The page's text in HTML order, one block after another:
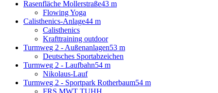
Rasenfläche Mollerstraße43 m
Flowing Yoga
Calisthenics-Anlage44 m
Calisthenics
Krafttraining outdoor
Turmweg 2 - Außenanlagen53 m
Deutsches Sportabzeichen
Turmweg 2 - Laufbahn54 m
Nikolaus-Lauf
Turmweg 2 - Sportpark Rotherbaum54 m